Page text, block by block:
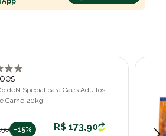
Special para Cães Adultos
Carne 20kg
-15% R$ 173,90